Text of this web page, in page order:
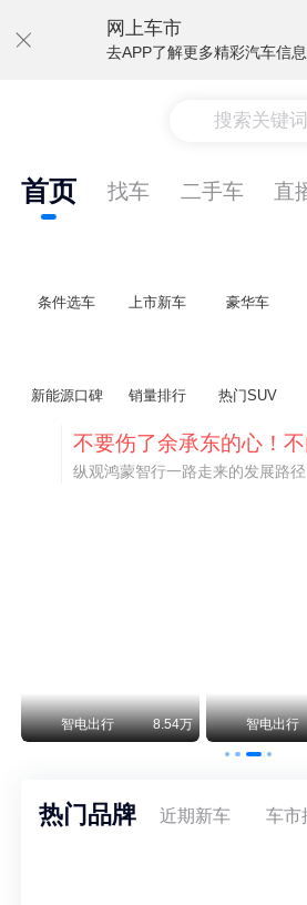
网上车市
去APP了解更多精彩汽车信息
搜索关键词
首页 找车 二手车 直
条件选车 上市新车 豪华车
新能源口碑 销量排行 热门SUV
智电出行 8.54万 智电出行
热门品牌 近期新车 车市